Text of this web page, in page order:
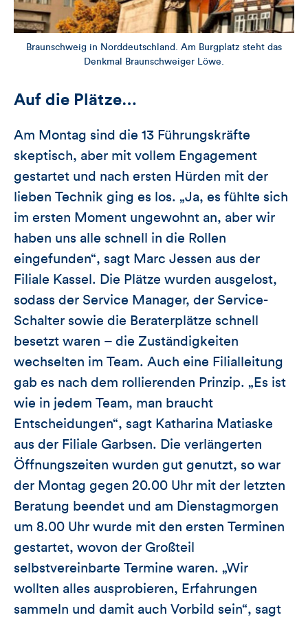
Braunschweig in Norddeutschland. Am Burgplatz steht das
Denkmal Braunschweiger Löwe.
Auf die Plätze…
Am Montag sind die 13 Führungskräfte
skeptisch, aber mit vollem Engagement
gestartet und nach ersten Hürden mit der
lieben Technik ging es los. „Ja, es fühlte sich
im ersten Moment ungewohnt an, aber wir
haben uns alle schnell in die Rollen
eingefunden“, sagt Marc Jessen aus der
Filiale Kassel. Die Plätze wurden ausgelost,
sodass der Service Manager, der Service-
Schalter sowie die Beraterplätze schnell
besetzt waren – die Zuständigkeiten
wechselten im Team. Auch eine Filialleitung
gab es nach dem rollierenden Prinzip. „Es ist
wie in jedem Team, man braucht
Entscheidungen“, sagt Katharina Matiaske
aus der Filiale Garbsen. Die verlängerten
Öffnungszeiten wurden gut genutzt, so war
der Montag gegen 20.00 Uhr mit der letzten
Beratung beendet und am Dienstagmorgen
um 8.00 Uhr wurde mit den ersten Terminen
gestartet, wovon der Großteil
selbstvereinbarte Termine waren. „Wir
wollten alles ausprobieren, Erfahrungen
sammeln und damit auch Vorbild sein“, sagt